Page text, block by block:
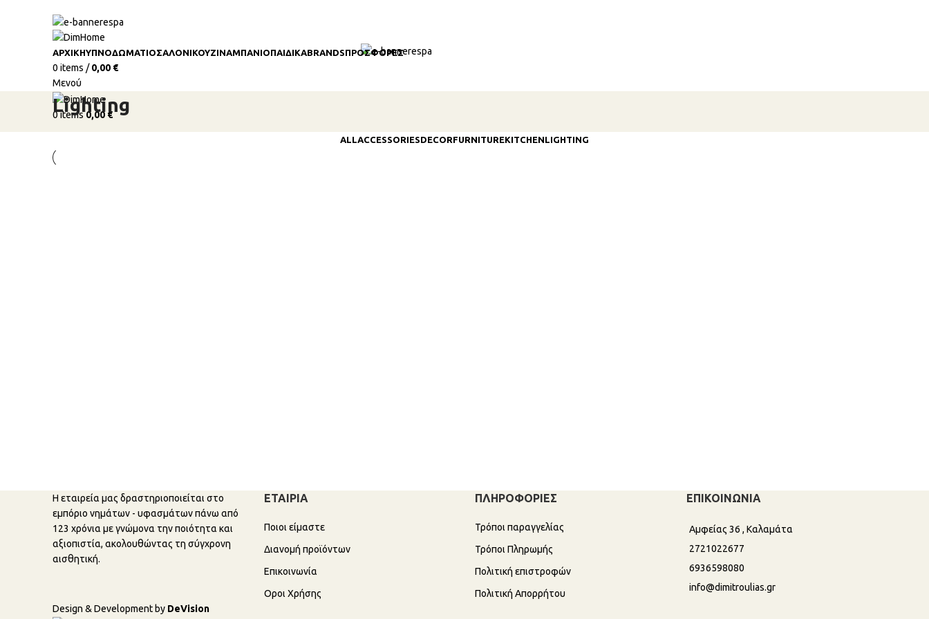
ΑΡΧΙΚΗΥΠΝΟΔΩΜΆΤΙΟΣΑΛΌΝΙΚΟΥΖΊΝΑΜΠΆΝΙΟΠΑΙΔΙΚΆBRANDSΠΡΟΣΦΟΡΈΣ
0 items / 0,00 €
Μενού
0items 0,00€
Lighting
ALLACCESSORIESDECORFURNITUREKITCHENLIGHTING
Η εταιρεία μας δραστηριοποιείται στο
εμπόριο νημάτων - υφασμάτων πάνω από
123 χρόνια με γνώμονα την ποιότητα και
αξιοπιστία, ακολουθώντας τη σύγχρονη
αισθητική.
ΕΤΑΙΡΙΑ
Ποιοι είμαστε
Διανομή προϊόντων
Επικοινωνία
Οροι Χρήσης
ΠΛΗΡΟΦΟΡΙΕΣ
Τρόποι παραγγελίας
Τρόποι Πληρωμής
Πολιτική επιστροφών
Πολιτική Απορρήτου
ΕΠΙΚΟΙΝΩΝΙΑ
Αμφείας 36 , Καλαμάτα
2721022677
6936598080
info@dimitroulias.gr
Design & Development by DeVision